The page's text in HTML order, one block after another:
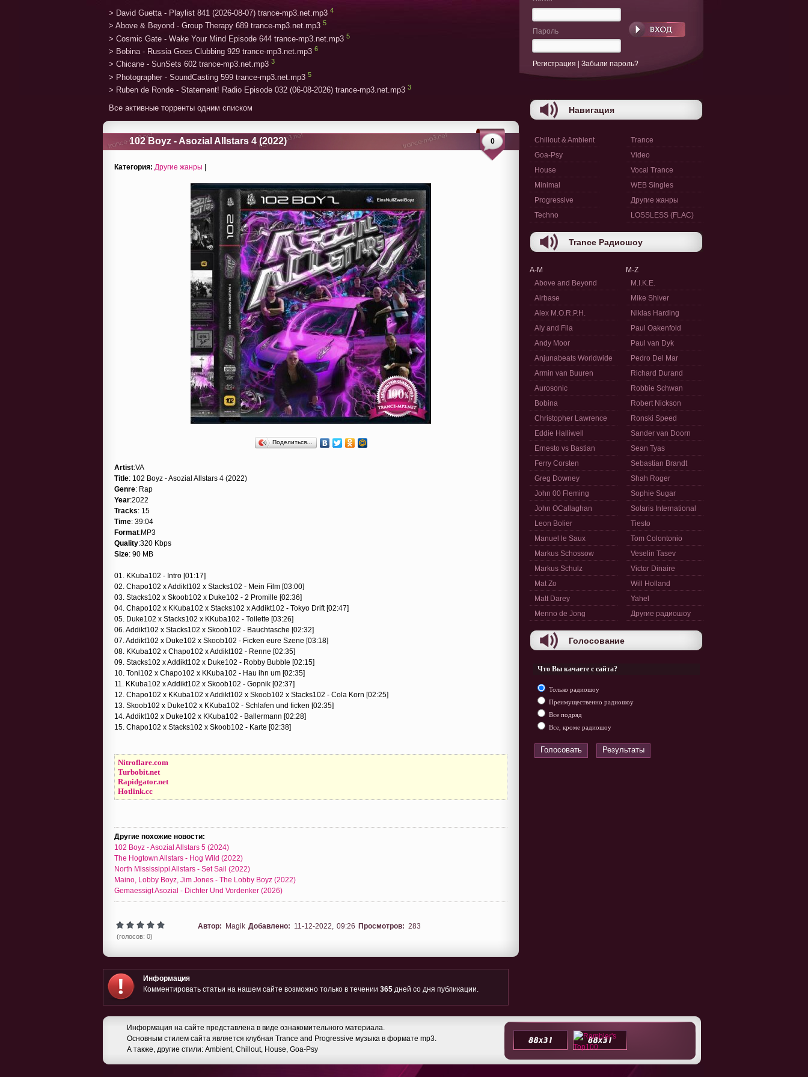
> David Guetta - Playlist 841 (2026-08-07) trance-mp3.net.mp3 4
> Above & Beyond - Group Therapy 689 trance-mp3.net.mp3 5
> Cosmic Gate - Wake Your Mind Episode 644 trance-mp3.net.mp3 5
> Bobina - Russia Goes Clubbing 929 trance-mp3.net.mp3 6
> Chicane - SunSets 602 trance-mp3.net.mp3 3
> Photographer - SoundCasting 599 trance-mp3.net.mp3 5
> Ruben de Ronde - Statement! Radio Episode 032 (06-08-2026) trance-mp3.net.mp3 3
Все активные торренты одним списком
102 Boyz - Asozial Allstars 4 (2022) 0
Категория: Другие жанры |
Поделиться…
Artist:VA
Title: 102 Boyz - Asozial Allstars 4 (2022)
Genre: Rap
Year:2022
Tracks: 15
Time: 39:04
Format:MP3
Quality:320 Kbps
Size: 90 MB
01. KKuba102 - Intro [01:17]
02. Chapo102 x Addikt102 x Stacks102 - Mein Film [03:00]
03. Stacks102 x Skoob102 x Duke102 - 2 Promille [02:36]
04. Chapo102 x KKuba102 x Stacks102 x Addikt102 - Tokyo Drift [02:47]
05. Duke102 x Stacks102 x KKuba102 - Toilette [03:26]
06. Addikt102 x Stacks102 x Skoob102 - Bauchtasche [02:32]
07. Addikt102 x Duke102 x Skoob102 - Ficken eure Szene [03:18]
08. KKuba102 x Chapo102 x Addikt102 - Renne [02:35]
09. Stacks102 x Addikt102 x Duke102 - Robby Bubble [02:15]
10. Toni102 x Chapo102 x KKuba102 - Hau ihn um [02:35]
11. KKuba102 x Addikt102 x Skoob102 - Gopnik [02:37]
12. Chapo102 x KKuba102 x Addikt102 x Skoob102 x Stacks102 - Cola Korn [02:25]
13. Skoob102 x Duke102 x KKuba102 - Schlafen und ficken [02:35]
14. Addikt102 x Duke102 x KKuba102 - Ballermann [02:28]
15. Chapo102 x Stacks102 x Skoob102 - Karte [02:38]
Nitroflare.com
Turbobit.net
Rapidgator.net
Hotlink.cc
Другие похожие новости:
102 Boyz - Asozial Allstars 5 (2024)
The Hogtown Allstars - Hog Wild (2022)
North Mississippi Allstars - Set Sail (2022)
Maino, Lobby Boyz, Jim Jones - The Lobby Boyz (2022)
Gemaessigt Asozial - Dichter Und Vordenker (2026)
(голосов: 0)
Автор: Magik Добавлено: 11-12-2022, 09:26 Просмотров: 283
Информация
Комментировать статьи на нашем сайте возможно только в течении 365 дней со дня публикации.
Пароль
Регистрация Забыли пароль?
Навигация
Chillout & Ambient
Goa-Psy
House
Minimal
Progressive
Techno
Trance
Video
Vocal Trance
WEB Singles
Другие жанры
LOSSLESS (FLAC)
Trance Радиошоу
A-M
Above and Beyond
Airbase
Alex M.O.R.P.H.
Aly and Fila
Andy Moor
Anjunabeats Worldwide
Armin van Buuren
Aurosonic
Bobina
Christopher Lawrence
Eddie Halliwell
Ernesto vs Bastian
Ferry Corsten
Greg Downey
John 00 Fleming
John OCallaghan
Leon Bolier
Manuel le Saux
Markus Schossow
Markus Schulz
Mat Zo
Matt Darey
Menno de Jong
M-Z
M.I.K.E.
Mike Shiver
Niklas Harding
Paul Oakenfold
Paul van Dyk
Pedro Del Mar
Richard Durand
Robbie Schwan
Robert Nickson
Ronski Speed
Sander van Doorn
Sean Tyas
Sebastian Brandt
Shah Roger
Sophie Sugar
Solaris International
Tiesto
Tom Colontonio
Veselin Tasev
Victor Dinaire
Will Holland
Yahel
Другие радиошоу
Голосование
Что Вы качаете с сайта?
Только радиошоу
Преимущественно радиошоу
Все подряд
Все, кроме радиошоу
Голосовать Результаты
Информация на сайте представлена в виде ознакомительного материала.
Основным стилем сайта является клубная Trance and Progressive музыка в формате mp3.
А также, другие стили: Ambient, Chillout, House, Goa-Psy